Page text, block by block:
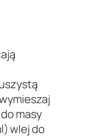
masy
wlej do